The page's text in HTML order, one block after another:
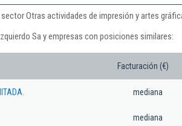
Otras actividades de impresión y artes
Sa y empresas con posiciones similares:
Facturación (€)
mediana
mediana